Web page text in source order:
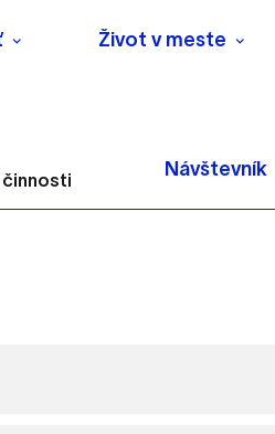
Život v meste
Návštevník